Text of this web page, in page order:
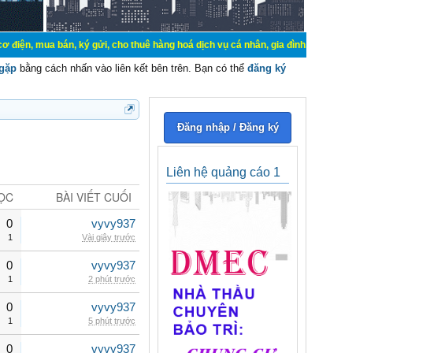
ký gửi, cho thuê hàng hoá dịch vụ cá nhân, gia đình. Mua bán, ký gửi, cho thuê thiết bị hệ
bằng cách nhấn vào liên kết bên trên. Bạn có thể đăng ký
BÀI VIẾT CUỐI
0
1
vyvy937
Vài giây trước
0
1
vyvy937
2 phút trước
0
1
vyvy937
5 phút trước
0 vyvy937
Đăng nhập / Đăng ký
Liên hệ quảng cáo 1